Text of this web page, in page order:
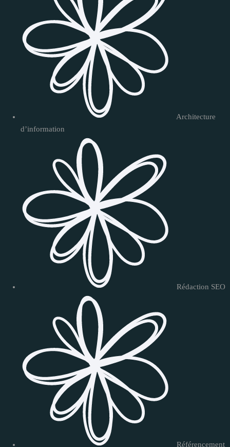
Architecture
d’information
Rédaction SEO
Référencement